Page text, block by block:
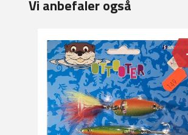
Vi anbefaler også